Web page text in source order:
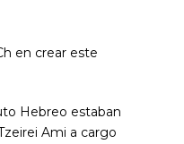
en crear este
Hebreo estaban
Ami a cargo